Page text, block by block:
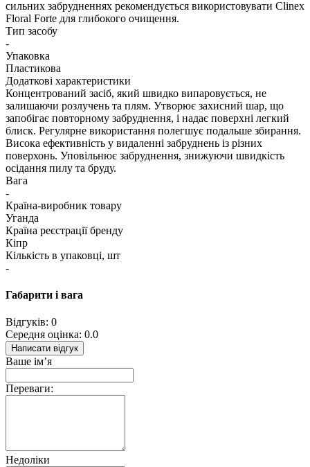
сильних забрудненнях рекомендується використовувати Clinex
Floral Forte для глибокого очищення.
Тип засобу
-
Упаковка
Пластикова
Додаткові характеристики
Концентрований засіб, який швидко випаровується, не
залишаючи розлучень та плям. Утворює захисний шар, що
запобігає повторному забруднення, і надає поверхні легкий
блиск. Регулярне використання полегшує подальше збирання.
Висока ефективність у видаленні забруднень із різних
поверхонь. Уповільнює забруднення, знижуючи швидкість
осідання пилу та бруду.
Вага
-
Країна-виробник товару
Уганда
Країна реєстрації бренду
Кіпр
Кількість в упаковці, шт
-
Габарити і вага
Відгуків: 0
Середня оцінка: 0.0
Написати відгук
Ваше ім’я
Переваги:
Недоліки